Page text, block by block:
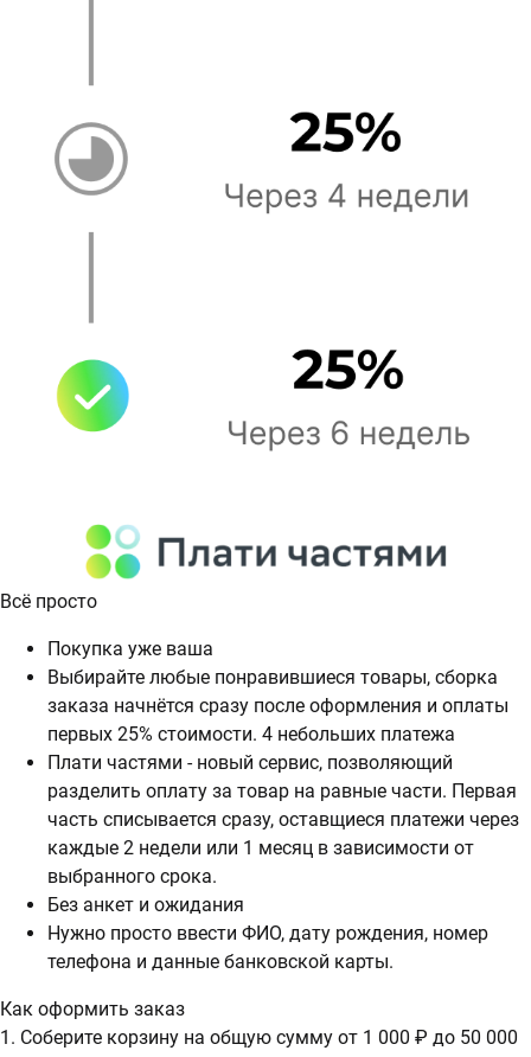
Всё просто
Покупка уже ваша
Выбирайте любые понравившиеся товары, сборка
заказа начнётся сразу после оформления и оплаты
первых 25% стоимости. 4 небольших платежа
Плати частями - новый сервис, позволяющий
разделить оплату за товар на равные части. Первая
часть списывается сразу, оставщиеся платежи через
каждые 2 недели или 1 месяц в зависимости от
выбранного срока.
Без анкет и ожидания
Нужно просто ввести ФИО, дату рождения, номер
телефона и данные банковской карты.
Как оформить заказ
1. Соберите корзину на общую сумму от 1 000 ₽ до 50 000